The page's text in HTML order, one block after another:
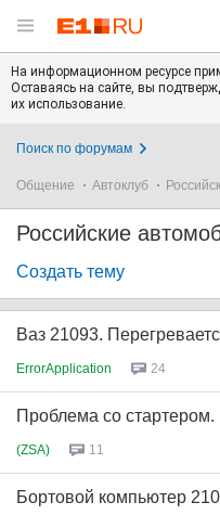
На информационном ресурсе
Оставаясь на сайте, вы
их использование.
Поиск по форумам
Общение Автоклуб
Российские
Создать тему
Ваз 21093.
ErrorApplication 24
Проблема со стартером.
(ZSA) 11
Бортовой компьютер